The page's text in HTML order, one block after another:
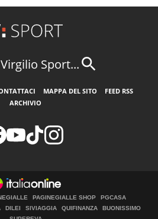
Sport...
MAPPA DEL SITO
FEED RSS
ARCHIVIO
PAGINEGIALLE SHOP
PGCASA
DILEI SIVIAGGIA QUIFINANZA
BUONISSIMO